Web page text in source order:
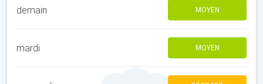
demain MOYEN
mardi MOYEN